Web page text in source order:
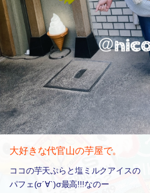
大好きな代官山の芋屋で。
ココの芋天ぷらと塩ミルクアイスの
パフェ(σ´∀`)σ最高!!!なのー